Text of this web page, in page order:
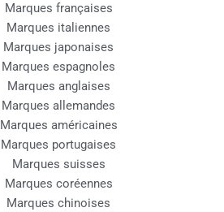
Marques françaises
Marques italiennes
Marques japonaises
Marques espagnoles
Marques anglaises
Marques allemandes
Marques américaines
Marques portugaises
Marques suisses
Marques coréennes
Marques chinoises